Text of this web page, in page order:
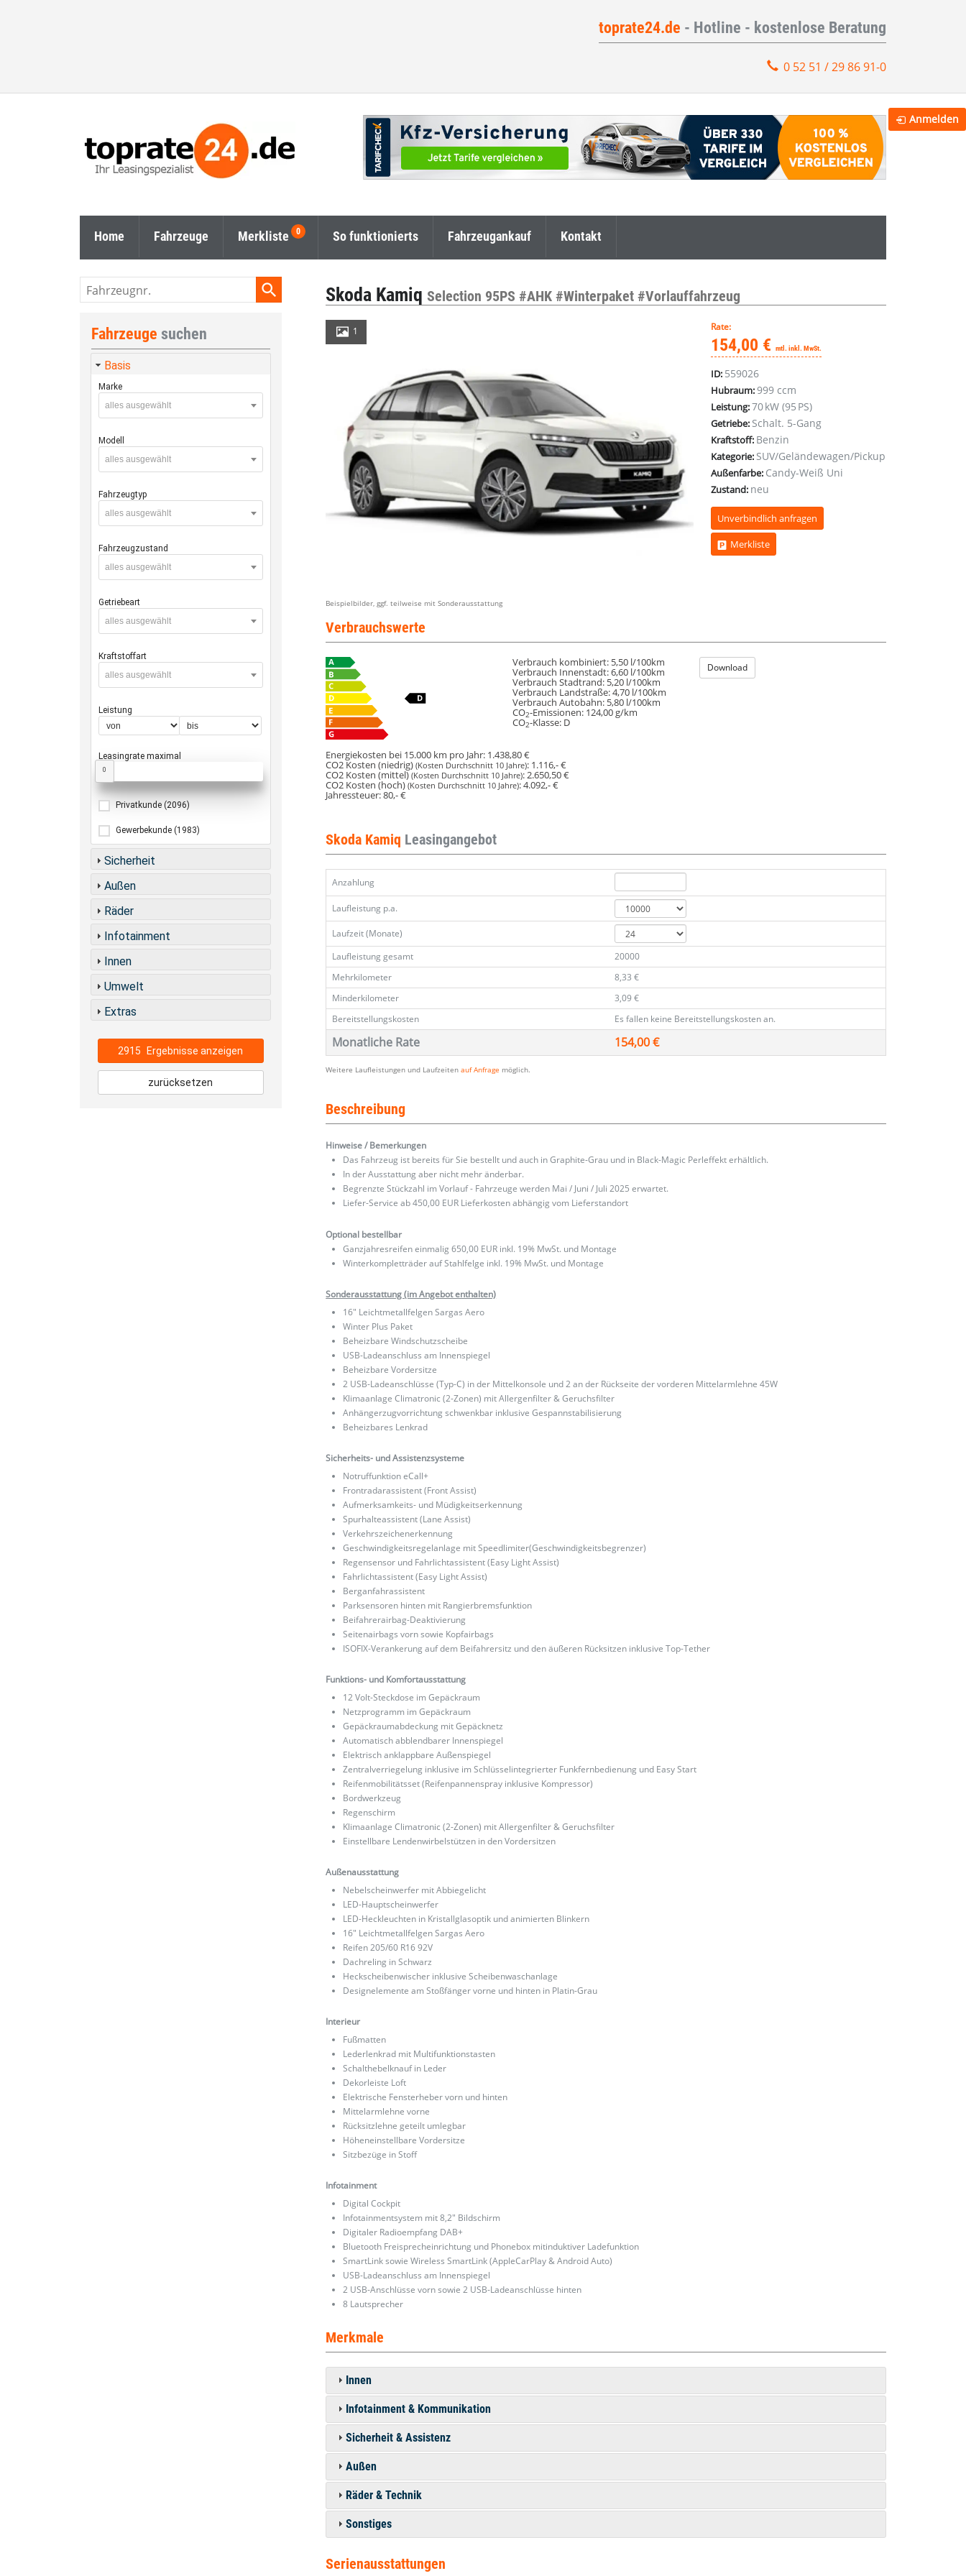
toprate24.de - Hotline - kostenlose Beratung
0 52 51 / 29 86 91-0
Home Fahrzeuge Merkliste So funktionierts Fahrzeugankauf Kontakt
Skoda Kamiq Selection 95PS #AHK #Winterpaket #Vorlauffahrzeug
1
Beispielbilder, ggf. teilweise mit Sonderausstattung
Rate:
154,00 € mtl. inkl. MwSt.
ID: 559026
Hubraum:999 ccm
Leistung:70 kW (95 PS)
Getriebe: Schalt. 5-Gang
Kraftstoff: Benzin
Kategorie: SUV/Geländewagen/Pickup
Außenfarbe: Candy-Weiß Uni
Zustand: neu
Unverbindlich anfragen
Merkliste
Verbrauchswerte
Verbrauch kombiniert: 5,50 l/100km
Verbrauch Innenstadt:6,60 l/100km
Verbrauch Stadtrand: 5,20 l/100km
Verbrauch Landstraße:4,70 l/100km
Verbrauch Autobahn: 5,80 l/100km
CO2-Emissionen: 124,00 g/km
CO2-Klasse: D
Download
Energiekosten bei 15.000 km pro Jahr: 1.438,80 €
CO2 Kosten (niedrig)(Kosten Durchschnitt 10 Jahre): 1.116,- €
CO2 Kosten (mittel)(Kosten Durchschnitt 10 Jahre):2.650,50 €
CO2 Kosten (hoch)(Kosten Durchschnitt 10 Jahre):4.092,- €
Jahressteuer:80,- €
Skoda Kamiq Leasingangebot
Anzahlung
Laufleistung p.a.
Laufzeit (Monate)
Laufleistung gesamt
20000
Mehrkilometer
8,33 €
Minderkilometer
3,09 €
Bereitstellungskosten
Es fallen keine Bereitstellungskosten an.
Monatliche Rate 154,00 €
Weitere Laufleistungen und Laufzeitenauf Anfrage möglich.
Beschreibung
Hinweise / Bemerkungen
Das Fahrzeug ist bereits für Sie bestellt und auch in Graphite-Grau und in Black-Magic Perleffekt erhältlich.
In der Ausstattung aber nicht mehr änderbar.
Begrenzte Stückzahl im Vorlauf - Fahrzeuge werden Mai / Juni / Juli 2025 erwartet.
Liefer-Service ab 450,00 EUR Lieferkosten abhängig vom Lieferstandort
Optional bestellbar
Ganzjahresreifen einmalig 650,00 EUR inkl. 19% MwSt. und Montage
Winterkompletträder auf Stahlfelge inkl. 19% MwSt. und Montage
Sonderausstattung (im Angebot enthalten)
16" Leichtmetallfelgen Sargas Aero
Winter Plus Paket
Beheizbare Windschutzscheibe
USB-Ladeanschluss am Innenspiegel
Beheizbare Vordersitze
2 USB-Ladeanschlüsse (Typ-C) in der Mittelkonsole und 2 an der Rückseite der vorderen Mittelarmlehne 45W
Klimaanlage Climatronic (2-Zonen) mit Allergenfilter & Geruchsfilter
Anhängerzugvorrichtung schwenkbar inklusive Gespannstabilisierung
Beheizbares Lenkrad
Sicherheits- und Assistenzsysteme
Notruffunktion eCall+
Frontradarassistent (Front Assist)
Aufmerksamkeits- und Müdigkeitserkennung
Spurhalteassistent (Lane Assist)
Verkehrszeichenerkennung
Geschwindigkeitsregelanlage mit Speedlimiter(Geschwindigkeitsbegrenzer)
Regensensor und Fahrlichtassistent (Easy Light Assist)
Fahrlichtassistent (Easy Light Assist)
Berganfahrassistent
Parksensoren hinten mit Rangierbremsfunktion
Beifahrerairbag-Deaktivierung
Seitenairbags vorn sowie Kopfairbags
ISOFIX-Verankerung auf dem Beifahrersitz und den äußeren Rücksitzen inklusive Top-Tether
Funktions- und Komfortausstattung
12 Volt-Steckdose im Gepäckraum
Netzprogramm im Gepäckraum
Gepäckraumabdeckung mit Gepäcknetz
Automatisch abblendbarer Innenspiegel
Elektrisch anklappbare Außenspiegel
Zentralverriegelung inklusive im Schlüsselintegrierter Funkfernbedienung und Easy Start
Reifenmobilitätsset (Reifenpannenspray inklusive Kompressor)
Bordwerkzeug
Regenschirm
Klimaanlage Climatronic (2-Zonen) mit Allergenfilter & Geruchsfilter
Einstellbare Lendenwirbelstützen in den Vordersitzen
Außenausstattung
Nebelscheinwerfer mit Abbiegelicht
LED-Hauptscheinwerfer
LED-Heckleuchten in Kristallglasoptik und animierten Blinkern
16" Leichtmetallfelgen Sargas Aero
Reifen 205/60 R16 92V
Dachreling in Schwarz
Heckscheibenwischer inklusive Scheibenwaschanlage
Designelemente am Stoßfänger vorne und hinten in Platin-Grau
Interieur
Fußmatten
Lederlenkrad mit Multifunktionstasten
Schalthebelknauf in Leder
Dekorleiste Loft
Elektrische Fensterheber vorn und hinten
Mittelarmlehne vorne
Rücksitzlehne geteilt umlegbar
Höheneinstellbare Vordersitze
Sitzbezüge in Stoff
Infotainment
Digital Cockpit
Infotainmentsystem mit 8,2" Bildschirm
Digitaler Radioempfang DAB+
Bluetooth Freisprecheinrichtung und Phonebox mitinduktiver Ladefunktion
SmartLink sowie Wireless SmartLink (AppleCarPlay & Android Auto)
USB-Ladeanschluss am Innenspiegel
2 USB-Anschlüsse vorn sowie 2 USB-Ladeanschlüsse hinten
8 Lautsprecher
Merkmale
Innen
Infotainment & Kommunikation
Sicherheit & Assistenz
Außen
Räder & Technik
Sonstiges
Serienausstattungen
Fahrzeugnr.
Fahrzeuge suchen
Basis
Marke
alles ausgewählt
Modell
alles ausgewählt
Fahrzeugtyp
alles ausgewählt
Fahrzeugzustand
alles ausgewählt
Getriebeart
alles ausgewählt
Kraftstoffart
alles ausgewählt
Leistung
Leasingrate maximal
0
Privatkunde (2096)
Gewerbekunde (1983)
Sicherheit
Außen
Räder
Infotainment
Innen
Umwelt
Extras
2915 Ergebnisse anzeigen
zurücksetzen
Anmelden